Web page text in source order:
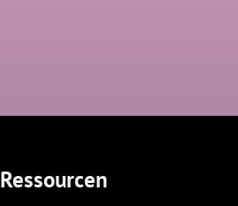
Ressourcen